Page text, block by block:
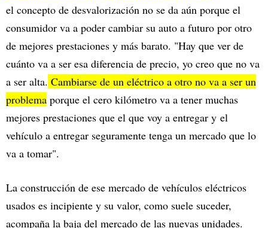
el concepto de desvalorización no se da aún porque el
consumidor va a poder cambiar su auto a futuro por otro
de mejores prestaciones y más barato. "Hay que ver de
cuánto va a ser esa diferencia de precio, yo creo que no va
a ser alta. Cambiarse de un eléctrico a otro no va a ser un
problema porque el cero kilómetro va a tener muchas
mejores prestaciones que el que voy a entregar y el
vehículo a entregar seguramente tenga un mercado que lo
va a tomar".
La construcción de ese mercado de vehículos eléctricos
usados es incipiente y su valor, como suele suceder,
acompaña la baja del mercado de las nuevas unidades.